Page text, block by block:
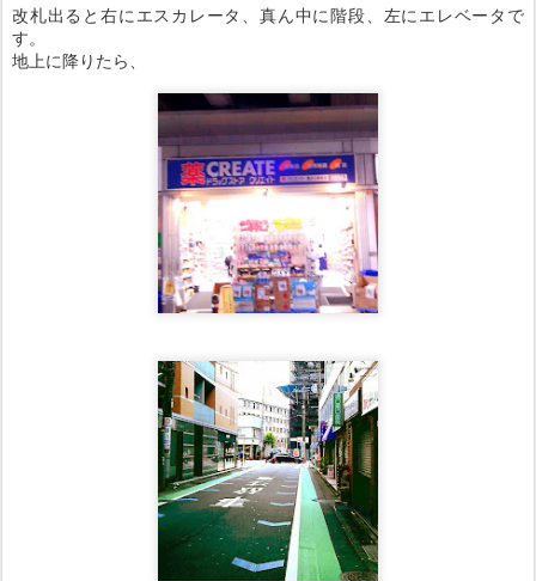
改札出ると右にエスカレータ、真ん中に階段、左にエレベータで
す。
地上に降りたら、